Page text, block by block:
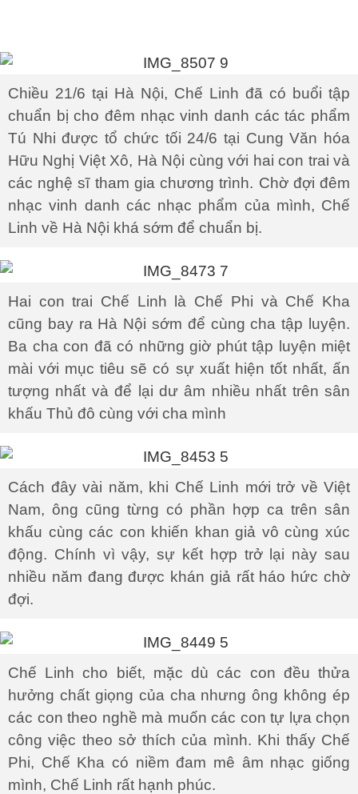
Chiều 21/6 tại Hà Nội, Chế Linh đã có buổi tập
chuẩn bị cho đêm nhạc vinh danh các tác phẩm
Tú Nhi được tổ chức tối 24/6 tại Cung Văn hóa
Hữu Nghị Việt Xô, Hà Nội cùng với hai con trai và
các nghệ sĩ tham gia chương trình. Chờ đợi đêm
nhạc vinh danh các nhạc phẩm của mình, Chế
Linh về Hà Nội khá sớm để chuẩn bị.
Hai con trai Chế Linh là Chế Phi và Chế Kha
cũng bay ra Hà Nội sớm để cùng cha tập luyện.
Ba cha con đã có những giờ phút tập luyện miệt
mài với mục tiêu sẽ có sự xuất hiện tốt nhất, ấn
tượng nhất và để lại dư âm nhiều nhất trên sân
khấu Thủ đô cùng với cha mình
Cách đây vài năm, khi Chế Linh mới trở về Việt
Nam, ông cũng từng có phần hợp ca trên sân
khấu cùng các con khiến khan giả vô cùng xúc
động. Chính vì vậy, sự kết hợp trở lại này sau
nhiều năm đang được khán giả rất háo hức chờ
đợi.
Chế Linh cho biết, mặc dù các con đều thửa
hưởng chất giọng của cha nhưng ông không ép
các con theo nghề mà muốn các con tự lựa chọn
công việc theo sở thích của mình. Khi thấy Chế
Phi, Chế Kha có niềm đam mê âm nhạc giống
mình, Chế Linh rất hạnh phúc.